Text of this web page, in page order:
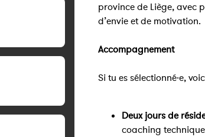
province de Liège, avec
d’envie et de motivation.
Accompagnement
Si tu es sélectionné·e,
Deux jours de
coaching